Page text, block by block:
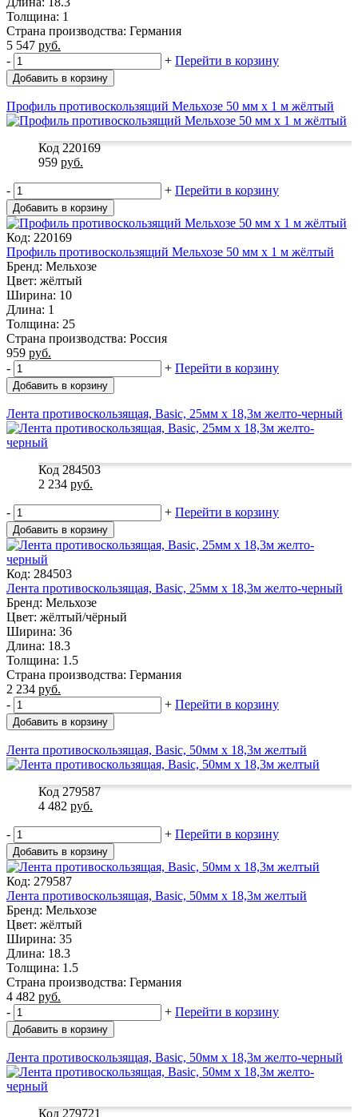
Толщина: 1
Страна производства: Германия
5 547 руб.
-
+ Перейти в корзину
Добавить в корзину
Профиль противоскользящий Мельхозе 50 мм х 1 м жёлтый
Код 220169
959 руб.
- + Перейти в корзину
Добавить в корзину
Код: 220169
Профиль противоскользящий Мельхозе 50 мм х 1 м жёлтый
Бренд: Мельхозе
Цвет: жёлтый
Ширина: 10
Длина: 1
Толщина: 25
Страна производства: Россия
959 руб.
-
+ Перейти в корзину
Добавить в корзину
Лента противоскользящая, Basic, 25мм х 18,3м желто-черный
Код 284503
2 234 руб.
- + Перейти в корзину
Добавить в корзину
Код: 284503
Лента противоскользящая, Basic, 25мм х 18,3м желто-черный
Бренд: Мельхозе
Цвет: жёлтый/чёрный
Ширина: 36
Длина: 18.3
Толщина: 1.5
Страна производства: Германия
2 234 руб.
-
+ Перейти в корзину
Добавить в корзину
Лента противоскользящая, Basic, 50мм х 18,3м желтый
Код 279587
4 482 руб.
- + Перейти в корзину
Добавить в корзину
Код: 279587
Лента противоскользящая, Basic, 50мм х 18,3м желтый
Бренд: Мельхозе
Цвет: жёлтый
Ширина: 35
Длина: 18.3
Толщина: 1.5
Страна производства: Германия
4 482 руб.
-
+ Перейти в корзину
Добавить в корзину
Лента противоскользящая, Basic, 50мм х 18,3м желто-черный
Код 279721